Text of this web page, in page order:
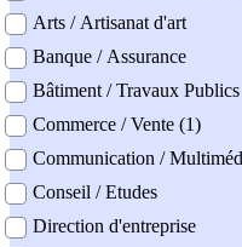
Arts / Artisanat d'art
Banque / Assurance
Bâtiment / Travaux Publics
Commerce / Vente (1)
Communication /
Conseil / Etudes
Direction d'entreprise